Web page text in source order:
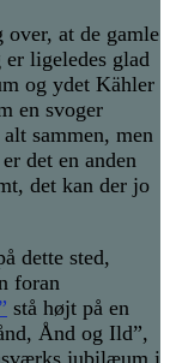
at de gamle
ligeledes glad
og ydet Kähler
en svoger
sammen, men
det en anden
det kan der jo
dette sted,
foran
stå højt på en
Ånd og Ild”,
jubilæum i